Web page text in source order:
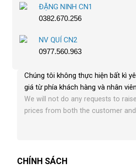
ĐẶNG NINH CN1
0382.670.256
NV QUÍ CN2
0977.560.963
Chúng tôi không thực hiện bất kì
giá từ phía khách hàng và nhân viên
We will not do any requests to
prices from both the customer
CHÍNH SÁCH